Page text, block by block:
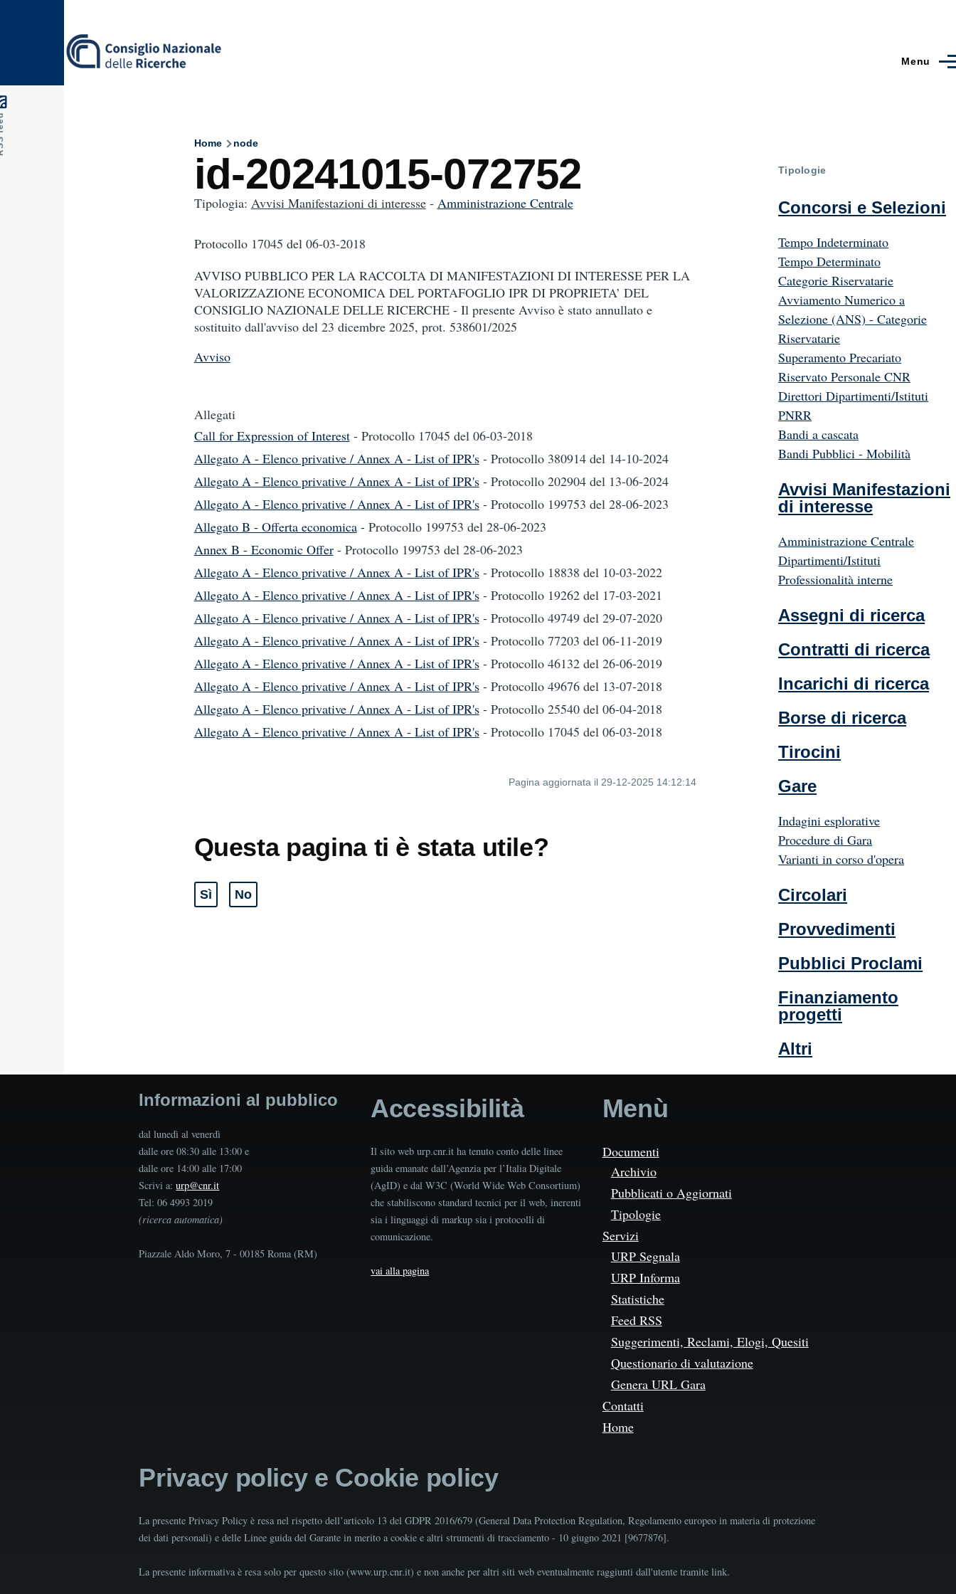
Menu
Breadcrumb
Home node
id-20241015-072752
Tipologia: Avvisi Manifestazioni di interesse- Amministrazione Centrale
Protocollo 17045 del 06-03-2018
AVVISO PUBBLICO PER LA RACCOLTA DI MANIFESTAZIONI DI INTERESSE PER LA
VALORIZZAZIONE ECONOMICA DEL PORTAFOGLIO IPR DI PROPRIETA’ DEL
CONSIGLIO NAZIONALE DELLE RICERCHE - Il presente Avviso è stato annullato e
sostituito dall'avviso del 23 dicembre 2025, prot. 538601/2025
Avviso
Allegati
Call for Expression of Interest - Protocollo 17045 del 06-03-2018
Allegato A - Elenco privative / Annex A - List of IPR's - Protocollo 380914 del 14-10-2024
Allegato A - Elenco privative / Annex A - List of IPR's - Protocollo 202904 del 13-06-2024
Allegato A - Elenco privative / Annex A - List of IPR's - Protocollo 199753 del 28-06-2023
Allegato B - Offerta economica - Protocollo 199753 del 28-06-2023
Annex B - Economic Offer - Protocollo 199753 del 28-06-2023
Allegato A - Elenco privative / Annex A - List of IPR's - Protocollo 18838 del 10-03-2022
Allegato A - Elenco privative / Annex A - List of IPR's - Protocollo 19262 del 17-03-2021
Allegato A - Elenco privative / Annex A - List of IPR's - Protocollo 49749 del 29-07-2020
Allegato A - Elenco privative / Annex A - List of IPR's - Protocollo 77203 del 06-11-2019
Allegato A - Elenco privative / Annex A - List of IPR's - Protocollo 46132 del 26-06-2019
Allegato A - Elenco privative / Annex A - List of IPR's - Protocollo 49676 del 13-07-2018
Allegato A - Elenco privative / Annex A - List of IPR's - Protocollo 25540 del 06-04-2018
Allegato A - Elenco privative / Annex A - List of IPR's - Protocollo 17045 del 06-03-2018
Pagina aggiornata il 29-12-2025 14:12:14
Questa pagina ti è stata utile?
Sì
Tipologie
Concorsi e Selezioni
Tempo Indeterminato
Tempo Determinato
Categorie Riservatarie
Avviamento Numerico a
Selezione (ANS) - Categorie
Riservatarie
Superamento Precariato
Riservato Personale CNR
Direttori Dipartimenti/Istituti
PNRR
Bandi a cascata
Bandi Pubblici - Mobilità
Avvisi Manifestazioni
di interesse
Amministrazione Centrale
Dipartimenti/Istituti
Professionalità interne
Assegni di ricerca
Contratti di ricerca
Incarichi di ricerca
Borse di ricerca
Tirocini
Gare
Indagini esplorative
Procedure di Gara
Varianti in corso d'opera
Circolari
Provvedimenti
Pubblici Proclami
Finanziamento
progetti
Altri
Informazioni al pubblico
dal lunedì al venerdì
dalle ore 08:30 alle 13:00 e
dalle ore 14:00 alle 17:00
Scrivi a:urp@cnr.it
Tel: 06 4993 2019
(ricerca automatica)
Piazzale Aldo Moro, 7 - 00185 Roma (RM)
Accessibilità
Il sito web urp.cnr.it ha tenuto conto delle linee
guida emanate dall’Agenzia per l’Italia Digitale
(AgID) e dal W3C (World Wide Web Consortium)
che stabiliscono standard tecnici per il web, inerenti
sia i linguaggi di markup sia i protocolli di
comunicazione.
vai alla pagina
Menù
Documenti
Archivio
Pubblicati o Aggiornati
Tipologie
Servizi
URP Segnala
URP Informa
Statistiche
Feed RSS
Suggerimenti, Reclami, Elogi, Quesiti
Questionario di valutazione
Genera URL Gara
Contatti
Home
Privacy policy e Cookie policy
La presente Privacy Policy è resa nel rispetto dell’articolo 13 del GDPR 2016/679 (General Data Protection Regulation, Regolamento europeo in materia di protezione
dei dati personali) e delle Linee guida del Garante in merito a cookie e altri strumenti di tracciamento - 10 giugno 2021 [9677876].
La presente informativa è resa solo per questo sito (www.urp.cnr.it) e non anche per altri siti web eventualmente raggiunti dall'utente tramite link.